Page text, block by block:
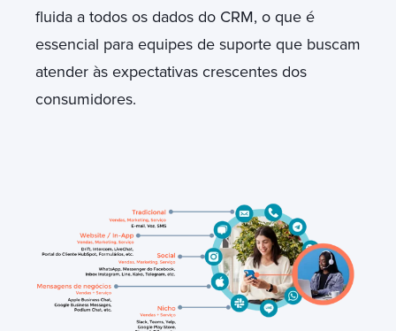
fluida a todos os dados do CRM, o que é
essencial para equipes de suporte que buscam
atender às expectativas crescentes dos
consumidores.